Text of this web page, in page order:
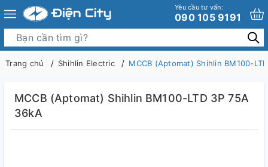
Yêu cầu tư vấn:
090 105 9191
Trang chủ Shihlin Electric MCCB (Aptomat) Shihlin BM100-
MCCB (Aptomat) Shihlin BM100-LTD 3P 75A
36kA